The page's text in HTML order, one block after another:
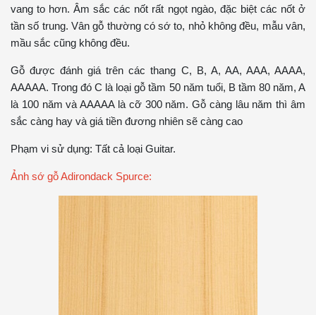
vang to hơn. Âm sắc các nốt rất ngọt ngào, đặc biệt các nốt ở
tần số trung. Vân gỗ thường có sớ to, nhỏ không đều, mẫu vân,
mầu sắc cũng không đều.
Gỗ được đánh giá trên các thang C, B, A, AA, AAA, AAAA,
AAAAA. Trong đó C là loại gỗ tầm 50 năm tuổi, B tầm 80 năm, A
là 100 năm và AAAAA là cỡ 300 năm. Gỗ càng lâu năm thì âm
sắc càng hay và giá tiền đương nhiên sẽ càng cao
Phạm vi sử dụng: Tất cả loại Guitar.
Ảnh sớ gỗ Adirondack Spurce: